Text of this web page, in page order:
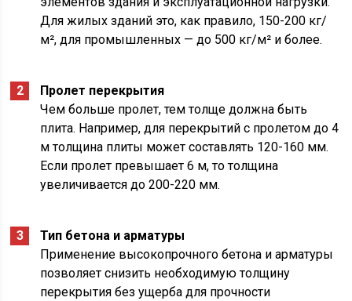
Для жилых зданий это, как правило, 150-200 кг/
м², для промышленных — до 500 кг/м² и более.
Пролет перекрытия
Чем больше пролет, тем толще должна быть
плита. Например, для перекрытий с пролетом до 4
м толщина плиты может составлять 120-160 мм.
Если пролет превышает 6 м, то толщина
увеличивается до 200-220 мм.
Тип бетона и арматуры
Применение высокопрочного бетона и арматуры
позволяет снизить необходимую толщину
перекрытия без ущерба для прочности